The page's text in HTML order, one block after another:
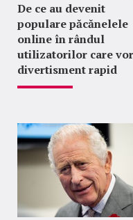
De ce au devenit
populare păcănelele
online în rândul
utilizatorilor care vor
divertisment rapid